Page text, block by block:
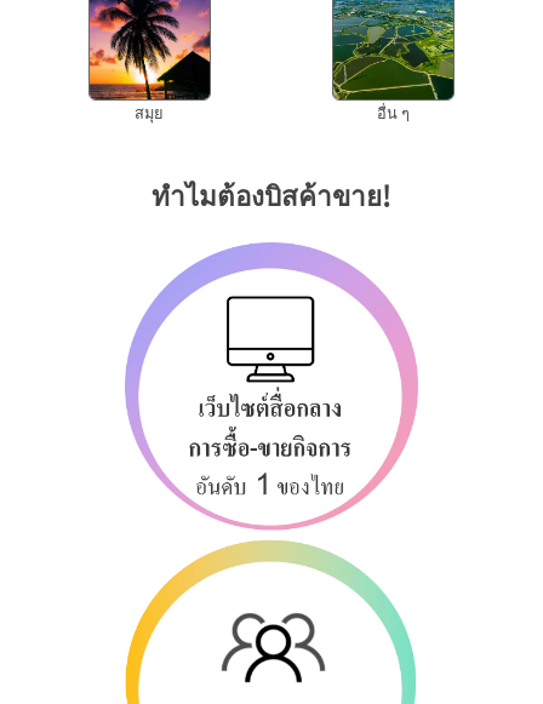
สมุย อื่น ๆ
ทำไมต้องบิสค้าขาย!